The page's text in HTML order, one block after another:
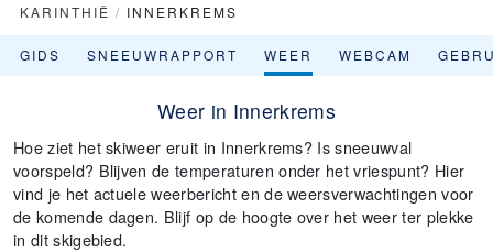
KARINTHIË / INNERKREMS
GIDS SNEEUWRAPPORT WEER WEBCAM
Weer in Innerkrems
Hoe ziet het skiweer eruit in Innerkrems? Is sneeuwval
voorspeld? Blijven de temperaturen onder het vriespunt? Hier
vind je het actuele weerbericht en de weersverwachtingen voor
de komende dagen. Blijf op de hoogte over het weer ter plekke
in dit skigebied.